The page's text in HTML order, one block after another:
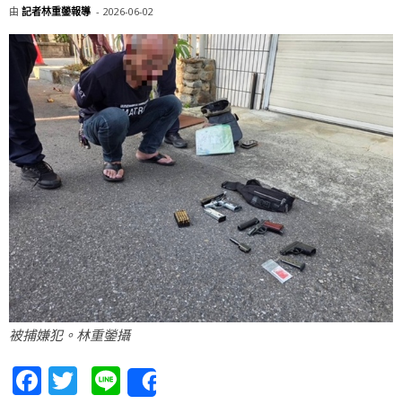
由 記者林重鎣報導 - 2026-06-02
被捕嫌犯。林重鎣攝
Facebook
Twitter
Line